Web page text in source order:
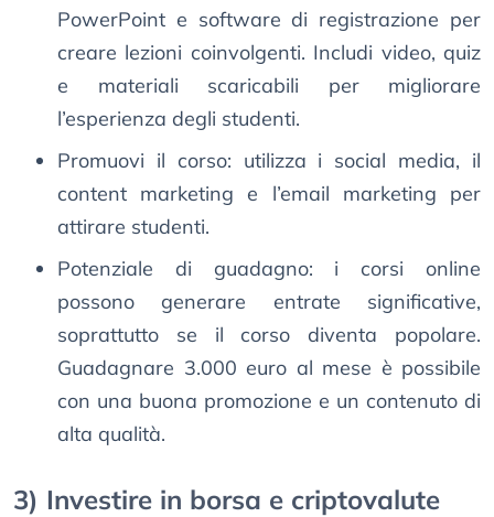
PowerPoint e software di registrazione per
creare lezioni coinvolgenti. Includi video, quiz
e materiali scaricabili per migliorare
l’esperienza degli studenti.
Promuovi il corso: utilizza i social media, il
content marketing e l’email marketing per
attirare studenti.
Potenziale di guadagno: i corsi online
possono generare entrate significative,
soprattutto se il corso diventa popolare.
Guadagnare 3.000 euro al mese è possibile
con una buona promozione e un contenuto di
alta qualità.
3) Investire in borsa e criptovalute